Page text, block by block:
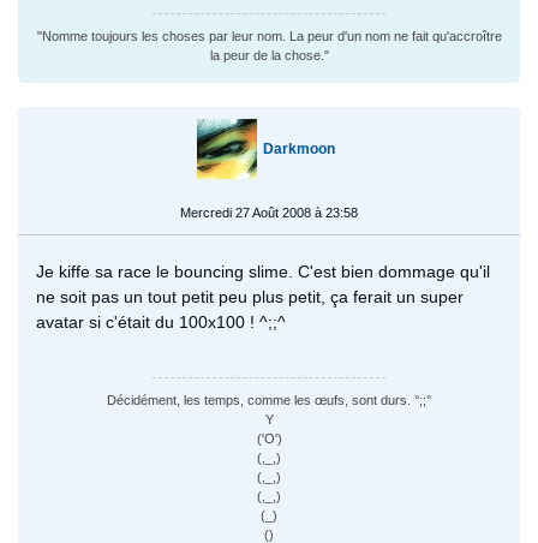
"Nomme toujours les choses par leur nom. La peur d'un nom ne fait qu'accroître
la peur de la chose."
Darkmoon
Mercredi 27 Août 2008 à 23:58
Je kiffe sa race le bouncing slime. C'est bien dommage qu'il
ne soit pas un tout petit peu plus petit, ça ferait un super
avatar si c'était du 100x100 ! ^;;^
Décidément, les temps, comme les œufs, sont durs. °;;°
Y
('O')
(,_,)
(,_,)
(,_,)
(_)
()